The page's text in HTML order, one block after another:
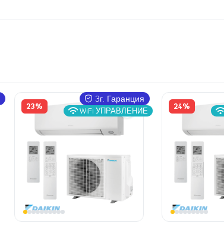
23%
3г. Гаранция
WiFi УПРАВЛЕНИЕ 24%